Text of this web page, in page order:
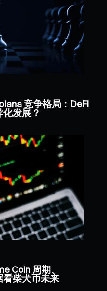
竞争格局：DeFi
发展？
Coin 周期、
看柴犬币未来